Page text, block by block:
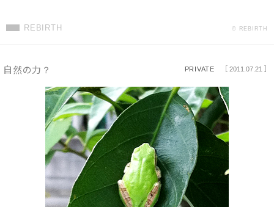
REBIRTH © REBIRTH
［ 2011.07.21 ］
PRIVATE
自然の力？